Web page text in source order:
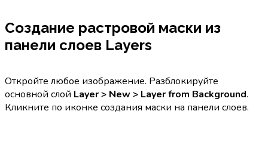
Создание растровой маски из
панели слоев Layers
Откройте любое изображение. Разблокируйте
основной слой Layer > New > Layer from Background.
Кликните по иконке создания маски на панели слоев.